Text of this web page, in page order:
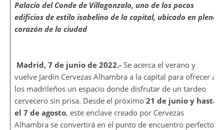
Palacio del Conde de Villagonzalo, uno de los pocos
edificios de estilo isabelino de la capital, ubicado en pleno
corazón de la ciudad
Madrid, 7 de junio de 2022.- Se acerca el verano y
vuelve Jardín Cervezas Alhambra a la capital para ofrecer a
los madrileños un espacio donde disfrutar de un tardeo
cervecero sin prisa. Desde el próximo 21 de junio y hasta
el 7 de agosto, este enclave creado por Cervezas
Alhambra se convertirá en el punto de encuentro perfecto